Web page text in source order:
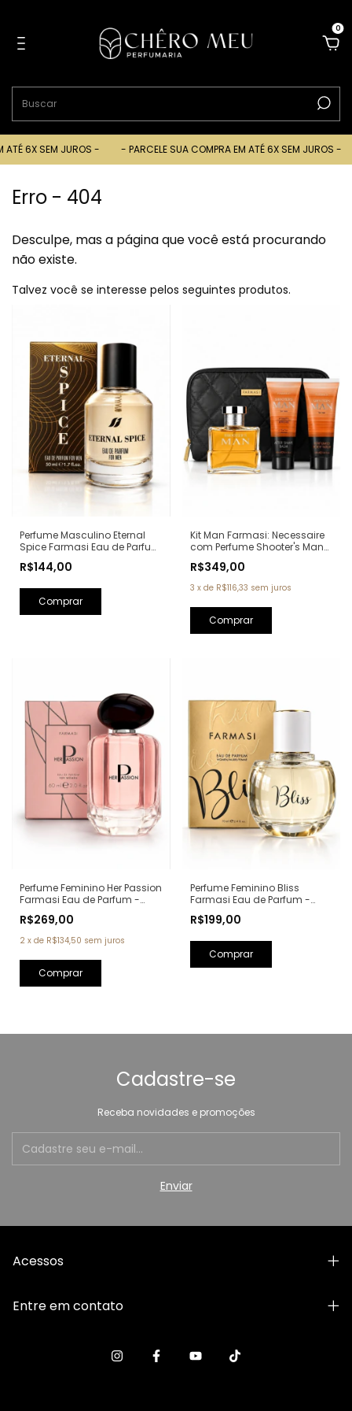
0
6X SEM JUROS - - PARCELE SUA COMPRA EM ATÉ 6X SEM JUROS -
Erro - 404
Desculpe, mas a página que você está procurando
não existe.
Talvez você se interesse pelos seguintes produtos.
Perfume Masculino Eternal
Spice Farmasi Eau de Parfum
Carolina Herrera)
R$144,00
Kit Man Farmasi: Necessaire
com Perfume Shooter's Man
Barba 100ml + Sabonete
100ml (Ref. Olfativa: One
Million Paco Rabanne)
R$349,00
3 x de R$116,33 sem juros
Perfume Feminino Her Passion
Farmasi Eau de Parfum -
Giorgio Armani)
R$269,00
2 x de R$134,50 sem juros
Perfume Feminino Bliss
Farmasi Eau de Parfum -
Jean Paul Gaultier)
R$199,00
Cadastre-se
Receba novidades e promoções
Acessos
Entre em contato